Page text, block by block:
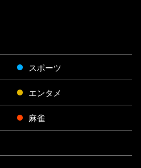
スポーツ
エンタメ
麻雀